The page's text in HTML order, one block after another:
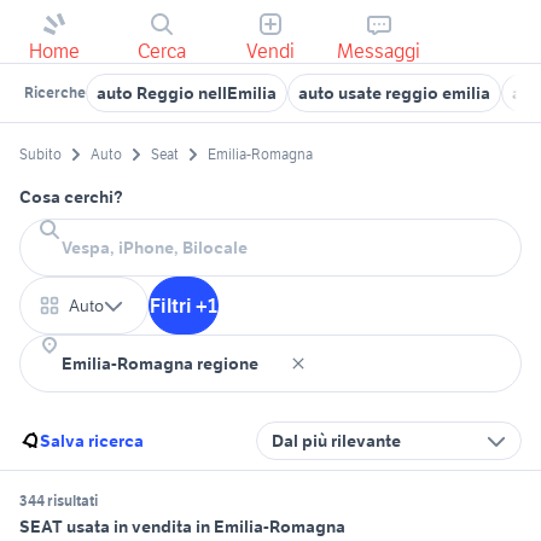
Home Cerca Vendi Messaggi
Ricerche auto Reggio nellEmilia auto usate reggio emilia
Subito Auto Seat Emilia-Romagna
Cosa cerchi?
Auto Filtri +1
Salva ricerca Dal più rilevante
344 risultati
SEAT usata in vendita in Emilia-Romagna